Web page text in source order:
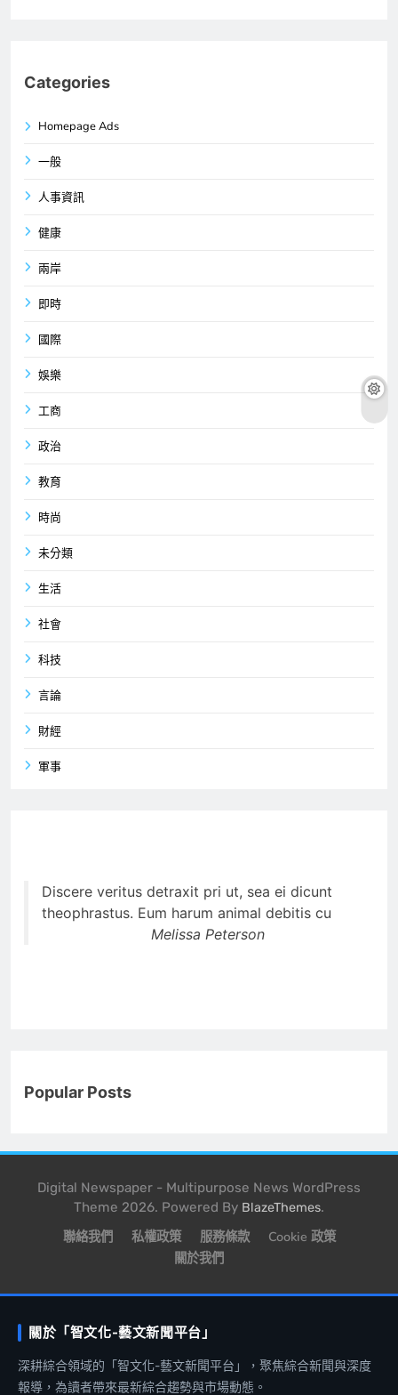
Categories
Homepage Ads
一般
人事資訊
健康
兩岸
即時
國際
娛樂
工商
政治
教育
時尚
未分類
生活
社會
科技
言論
財經
軍事
Discere veritus detraxit pri ut, sea ei dicunt
theophrastus. Eum harum animal debitis cu
Melissa Peterson
Popular Posts
Digital Newspaper - Multipurpose News WordPress
Theme 2026. Powered By BlazeThemes.
聯絡我們 私權政策 服務條款
Cookie 政策
關於我們
關於「智文化-藝文新聞平台」
深耕綜合領域的「智文化-藝文新聞平台」，聚焦綜合新聞與深度
報導，為讀者帶來最新綜合趨勢與市場動態。